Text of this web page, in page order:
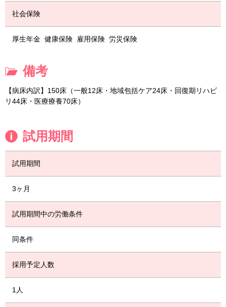
社会保険
厚生年金 健康保険 雇用保険 労災保険
備考
【病床内訳】150床（一般12床・地域包括ケア24床・回復期リハビ
リ44床・医療療養70床）
試用期間
試用期間
3ヶ月
試用期間中の労働条件
同条件
採用予定人数
1人